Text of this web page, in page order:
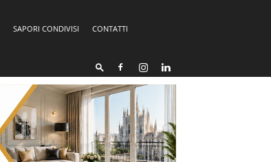
SAPORI CONDIVISI
CONTATTI